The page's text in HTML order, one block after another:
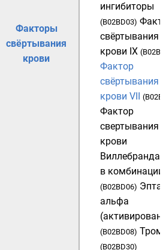
Факторы
свёртывания
крови
ингибиторы
(B02BD03)
свёртывания
крови IX (
Фактор
свёртывания
крови VII (
Фактор
свертывания
крови
Виллебранда
в комбинации
(B02BD06)
альфа
(B02BD08)
(B02BD30)